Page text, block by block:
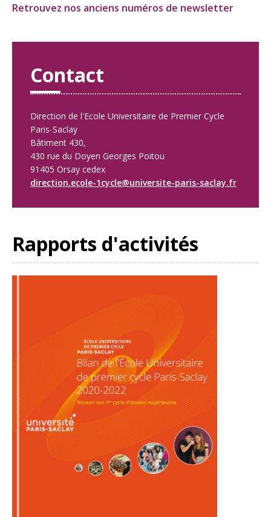
Retrouvez nos anciens numéros de newsletter
Contact
Direction de l'Ecole Universitaire de Premier Cycle
Paris-Saclay
Bâtiment 430,
430 rue du Doyen Georges Poitou
91405 Orsay cedex
direction.ecole-1cycle@universite-paris-saclay.fr
Rapports d'activités